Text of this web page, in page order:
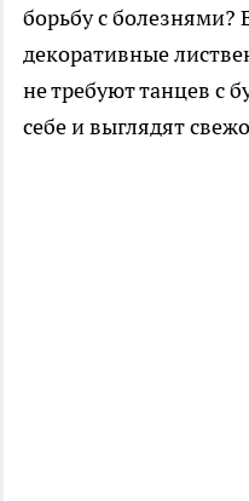
борьбу с болезнями?
декоративные
не требуют танцев с
себе и выглядят